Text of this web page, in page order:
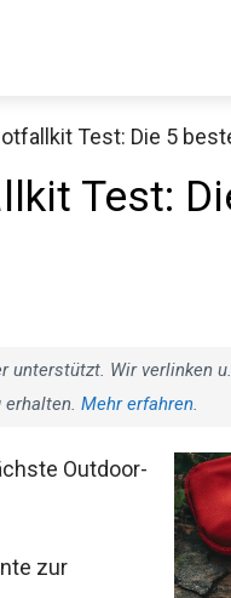
Test: Die 5
Test:
unterstützt. Wir verlinken
erhalten. Mehr erfahren.
Outdoor-
zur